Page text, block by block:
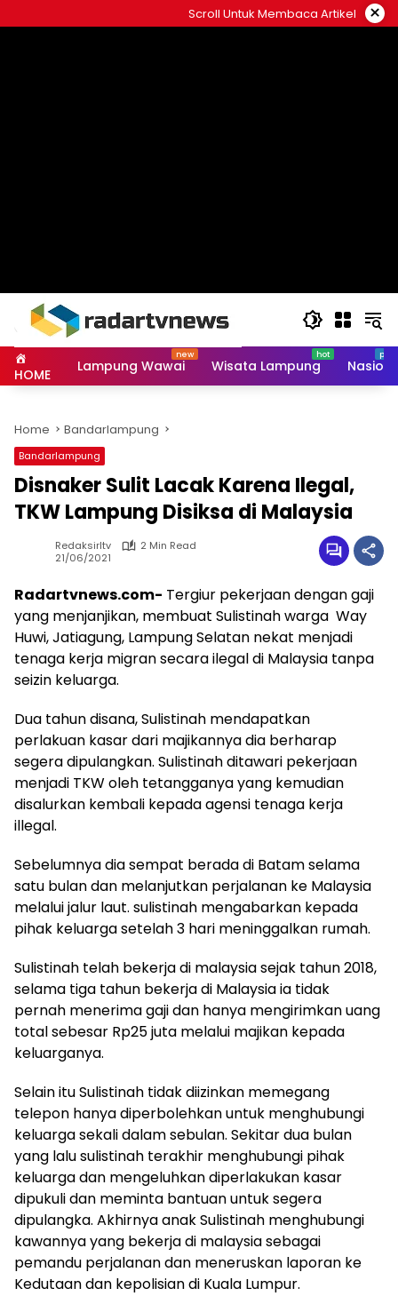
to
Scroll Untuk Membaca Artikel ×
HOME Lampung Wawai Wisata Lampung
Home Bandarlampung
Bandarlampung
Disnaker Sulit Lacak Karena Ilegal,
TKW Lampung Disiksa di Malaysia
Redaksirltv
2 Min Read
21/06/2021
Radartvnews.com- Tergiur pekerjaan dengan gaji
yang menjanjikan, membuat Sulistinah warga Way
Huwi, Jatiagung, Lampung Selatan nekat menjadi
tenaga kerja migran secara ilegal di Malaysia tanpa
seizin keluarga.
Dua tahun disana, Sulistinah mendapatkan
perlakuan kasar dari majikannya dia berharap
segera dipulangkan. Sulistinah ditawari pekerjaan
menjadi TKW oleh tetangganya yang kemudian
disalurkan kembali kepada agensi tenaga kerja
illegal.
Sebelumnya dia sempat berada di Batam selama
satu bulan dan melanjutkan perjalanan ke Malaysia
melalui jalur laut. sulistinah mengabarkan kepada
pihak keluarga setelah 3 hari meninggalkan rumah.
Sulistinah telah bekerja di malaysia sejak tahun 2018,
selama tiga tahun bekerja di Malaysia ia tidak
pernah menerima gaji dan hanya mengirimkan uang
total sebesar Rp25 juta melalui majikan kepada
keluarganya.
Selain itu Sulistinah tidak diizinkan memegang
telepon hanya diperbolehkan untuk menghubungi
keluarga sekali dalam sebulan. Sekitar dua bulan
yang lalu sulistinah terakhir menghubungi pihak
keluarga dan mengeluhkan diperlakukan kasar
dipukuli dan meminta bantuan untuk segera
dipulangka. Akhirnya anak Sulistinah menghubungi
kawannya yang bekerja di malaysia sebagai
pemandu perjalanan dan meneruskan laporan ke
Kedutaan dan kepolisian di Kuala Lumpur.